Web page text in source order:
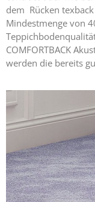
dem Rücken
Mindestmenge von
COMFORTBACK
werden die bereits